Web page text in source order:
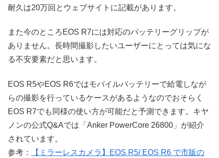
耐久は20万回とウェブサイトに記載があります。
また今のところEOS R7には対応のバッテリーグリップが
ありません。長時間撮影したいユーザーにとっては気にな
る不安要素だと思います。
EOS R5やEOS R6ではモバイルバッテリーで給電しなが
らの撮影を行っているケースがあるようなのでおそらく
EOS R7でも同様の使い方が可能だと予測できます。キヤ
ノンの公式Q&Aでは「Anker PowerCore 26800」が紹介
されています。
参考：
【ミラーレスカメラ】EOS R5/ EOS R6 で市販の